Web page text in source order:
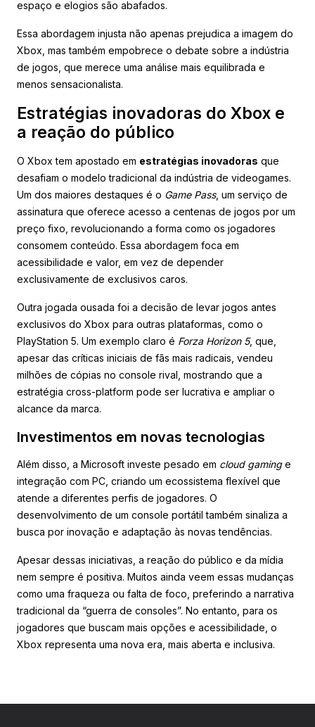
espaço e elogios são abafados.
Essa abordagem injusta não apenas prejudica a imagem do
Xbox, mas também empobrece o debate sobre a indústria
de jogos, que merece uma análise mais equilibrada e
menos sensacionalista.
Estratégias inovadoras do Xbox e
a reação do público
O Xbox tem apostado em estratégias inovadoras que
desafiam o modelo tradicional da indústria de videogames.
Um dos maiores destaques é o Game Pass, um serviço de
assinatura que oferece acesso a centenas de jogos por um
preço fixo, revolucionando a forma como os jogadores
consomem conteúdo. Essa abordagem foca em
acessibilidade e valor, em vez de depender
exclusivamente de exclusivos caros.
Outra jogada ousada foi a decisão de levar jogos antes
exclusivos do Xbox para outras plataformas, como o
PlayStation 5. Um exemplo claro é Forza Horizon 5, que,
apesar das críticas iniciais de fãs mais radicais, vendeu
milhões de cópias no console rival, mostrando que a
estratégia cross-platform pode ser lucrativa e ampliar o
alcance da marca.
Investimentos em novas tecnologias
Além disso, a Microsoft investe pesado em cloud gaminge
integração com PC, criando um ecossistema flexível que
atende a diferentes perfis de jogadores. O
desenvolvimento de um console portátil também sinaliza a
busca por inovação e adaptação às novas tendências.
Apesar dessas iniciativas, a reação do público e da mídia
nem sempre é positiva. Muitos ainda veem essas mudanças
como uma fraqueza ou falta de foco, preferindo a narrativa
tradicional da “guerra de consoles”. No entanto, para os
jogadores que buscam mais opções e acessibilidade, o
Xbox representa uma nova era, mais aberta e inclusiva.